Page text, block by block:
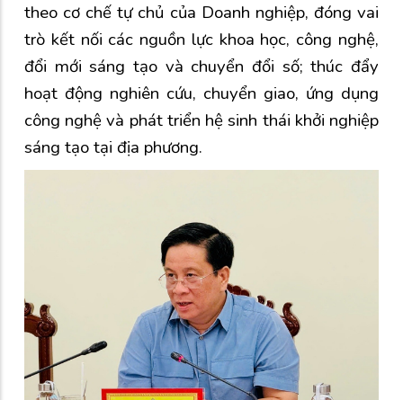
theo cơ chế tự chủ của Doanh nghiệp, đóng vai
trò kết nối các nguồn lực khoa học, công nghệ,
đổi mới sáng tạo và chuyển đổi số; thúc đẩy
hoạt động nghiên cứu, chuyển giao, ứng dụng
công nghệ và phát triển hệ sinh thái khởi nghiệp
sáng tạo tại địa phương.